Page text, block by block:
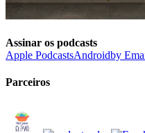
Assinar os podcasts
Apple PodcastsAndroidby
Parceiros